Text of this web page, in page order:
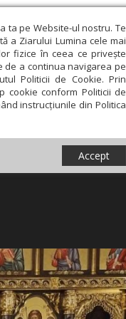
ta pe Website-ul nostru. Te
a Ziarului Lumina cele mai
fizice în ceea ce privește
de a continua navigarea pe
Politicii de Cookie. Prin
cookie conform Politicii de
instrucțiunile din Politica
Accept